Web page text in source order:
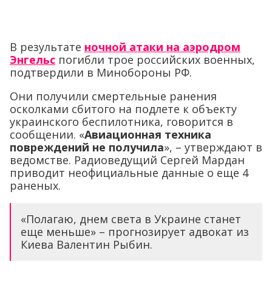
В результате ночной атаки на аэродром
Энгельс погибли трое российских военных,
подтвердили в Минобороны РФ.
Они получили смертельные ранения
осколками сбитого на подлете к объекту
украинского беспилотника, говорится в
сообщении. «Авиационная техника
повреждений не получила», – утверждают в
ведомстве. Радиоведущий Сергей Мардан
приводит неофициальные данные о еще 4
раненых.
«Полагаю, днем света в Украине станет
еще меньше» – прогнозирует адвокат из
Киева Валентин Рыбин.